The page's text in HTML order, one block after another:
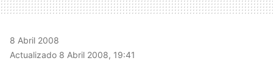
8 Abril 2008
Actualizado 8 Abril 2008, 19:41